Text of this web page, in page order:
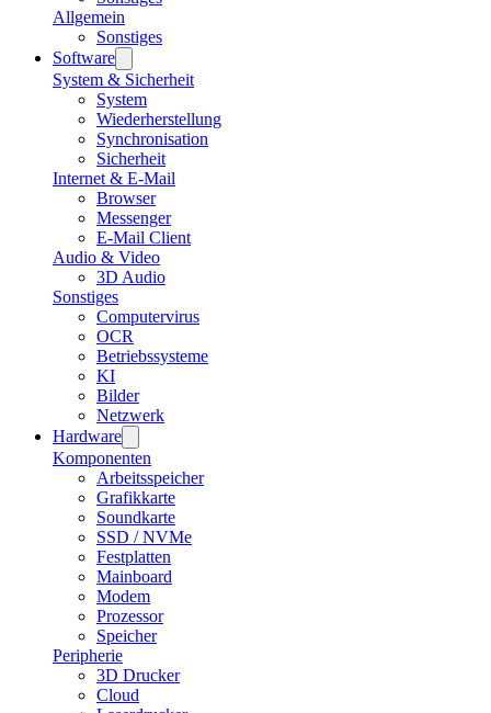
Allgemein
Sonstiges
Software
System & Sicherheit
System
Wiederherstellung
Synchronisation
Sicherheit
Internet & E-Mail
Browser
Messenger
E-Mail Client
Audio & Video
3D Audio
Sonstiges
Computervirus
OCR
Betriebssysteme
KI
Bilder
Netzwerk
Hardware
Komponenten
Arbeitsspeicher
Grafikkarte
Soundkarte
SSD / NVMe
Festplatten
Mainboard
Modem
Prozessor
Speicher
Peripherie
3D Drucker
Cloud